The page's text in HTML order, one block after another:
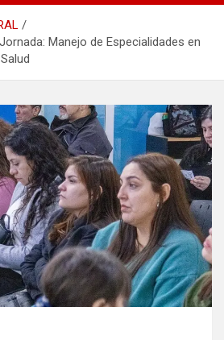
Manejo de Especialidades en